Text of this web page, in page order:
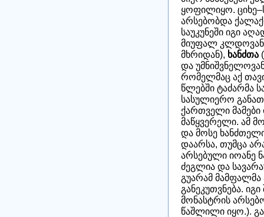
ყოფილიყო.
არსებობდა
საუკუნეში იგი
მიუფალ კლდოვან
მხრიდან), ხანძთა
და
რომელმაც აქ
წლებში ტაძარმა
სასულიერო
ქართველი
მაწყვერელი. ამ
და მოსე
დაარსა, თუმცა
არსებული იოანე
ძეგლია და
გუარამ მამფალმა
განეკუთვნება.
მონასტრის
წაშლილი იყო.).